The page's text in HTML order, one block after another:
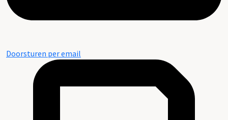
Doorsturen per email